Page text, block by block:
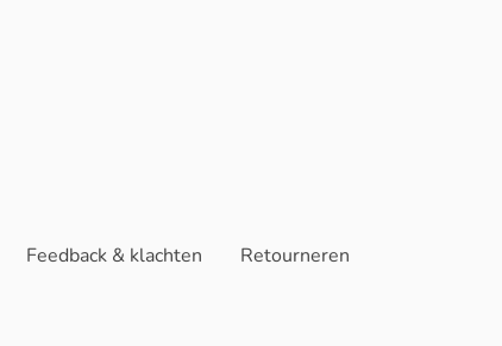
Feedback & klachten
Retourneren